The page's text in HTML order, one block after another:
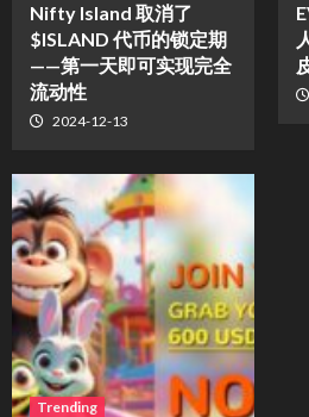
Nifty Island 取消了
$ISLAND 代币的锁定期
——第一天即可实现完全
流动性
2024-12-13
Trending